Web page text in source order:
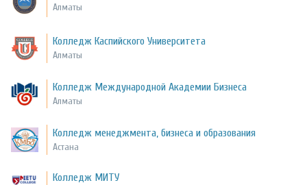
Алматы
Колледж Каспийского Университета
Алматы
Колледж Международной Академии Бизнеса
Алматы
Колледж менеджмента, бизнеса и образования
Астана
Колледж МИТУ